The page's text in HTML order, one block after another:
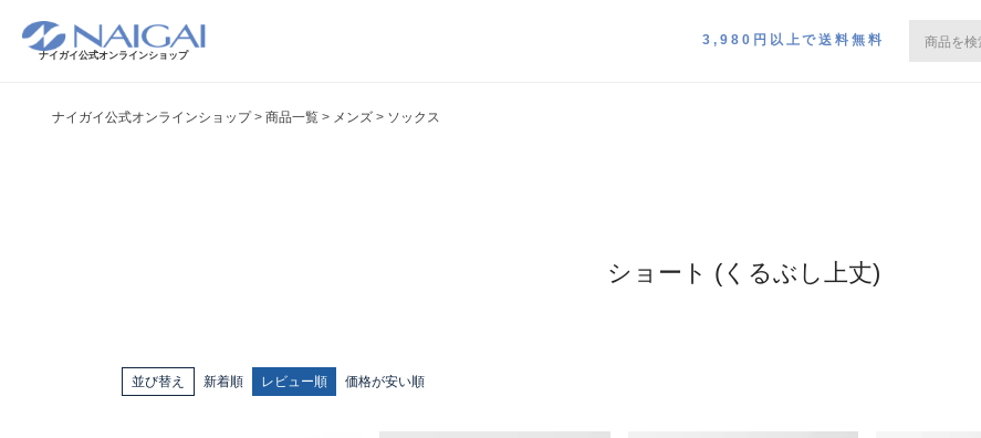
ナイガイ公式オンラインショップ
3,980円以上で送料無料
ナイガイ公式オンラインショップ 商品一覧 メンズ ソックス
ショート (くるぶし上丈)
並び替え 新着順 レビュー順 価格が安い順